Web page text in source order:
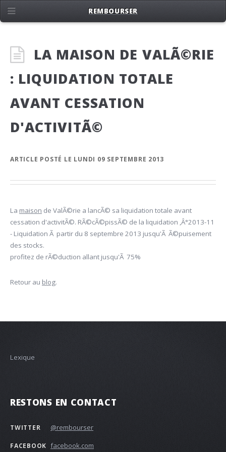
LA MAISON DE VALÃ©RIE
: LIQUIDATION TOTALE
AVANT CESSATION
D'ACTIVITÃ©
ARTICLE POSTÉ LE LUNDI 09 SEPTEMBRE 2013
La maison de ValÃ©rie a lancÃ© sa liquidation totale avant
cessation d'activitÃ©. RÃ©cÃ©pissÃ© de la liquidation ,Â°2013-11
- Liquidation Ã partir du 8 septembre 2013 jusqu'Ã Ã©puisement
des stocks.
profitez de rÃ©duction allant jusqu'Ã 75%
Retour au blog.
Lexique
RESTONS EN CONTACT
TWITTER @rembourser
FACEBOOK facebook.com
REMBOURSER